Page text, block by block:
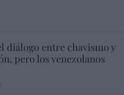
diálogo entre chavismo y
pero los venezolanos